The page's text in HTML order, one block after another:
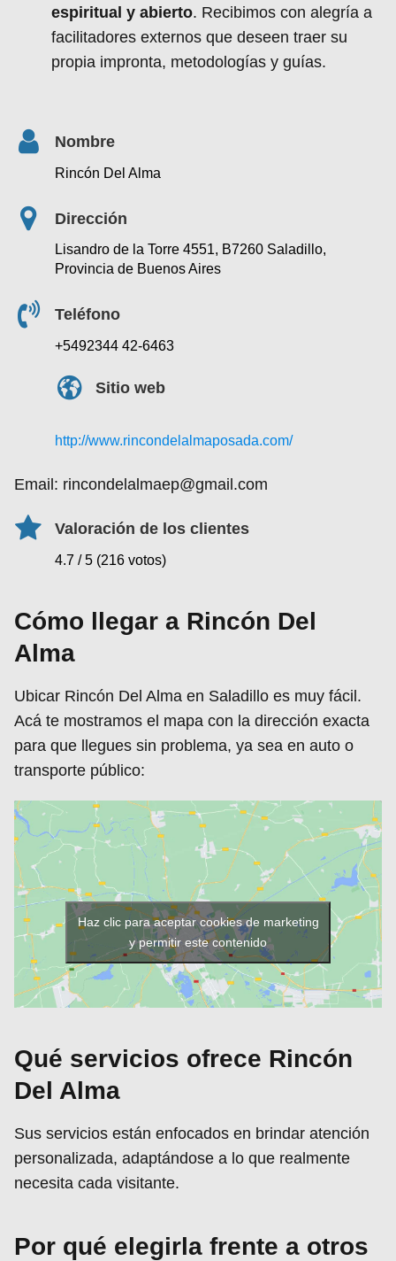
espiritual y abierto. Recibimos con alegría a
facilitadores externos que deseen traer su
propia impronta, metodologías y guías.
Nombre
Rincón Del Alma
Dirección
Lisandro de la Torre 4551, B7260 Saladillo,
Provincia de Buenos Aires
Teléfono
+5492344 42-6463
Sitio web
http://www.rincondelalmaposada.com/
Email: rincondelalmaep@gmail.com
Valoración de los clientes
4.7 / 5 (216 votos)
Cómo llegar a Rincón Del
Alma
Ubicar Rincón Del Alma en Saladillo es muy fácil.
Acá te mostramos el mapa con la dirección exacta
para que llegues sin problema, ya sea en auto o
transporte público:
Haz clic para aceptar cookies de marketing
y permitir este contenido
Qué servicios ofrece Rincón
Del Alma
Sus servicios están enfocados en brindar atención
personalizada, adaptándose a lo que realmente
necesita cada visitante.
Por qué elegirla frente a otros